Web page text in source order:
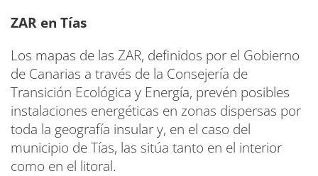
ZAR en Tías
Los mapas de las ZAR, definidos por el Gobierno
de Canarias a través de la Consejería de
Transición Ecológica y Energía, prevén posibles
instalaciones energéticas en zonas dispersas por
toda la geografía insular y, en el caso del
municipio de Tías, las sitúa tanto en el interior
como en el litoral.